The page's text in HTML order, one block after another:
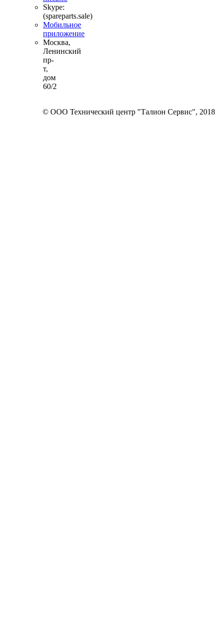
Skype:
(spareparts.sale)
Мобильное
приложение
Москва,
Ленинский
пр-
т,
дом
60/2
© ООО Технический центр "Талион Сервис", 2018